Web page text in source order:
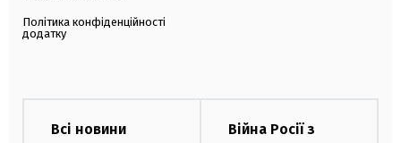
Політика конфіденційності
додатку
Всі новини
Війна Росії з